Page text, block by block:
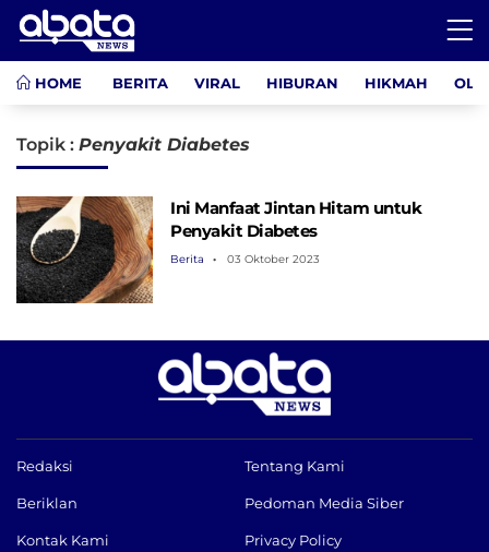
HOME BERITA VIRAL HIBURAN HIKMAH
Topik : Penyakit Diabetes
Ini Manfaat Jintan Hitam untuk
Penyakit Diabetes
Berita 03 Oktober 2023
Redaksi Tentang Kami
Beriklan Pedoman Media Siber
Kontak Kami Privacy Policy